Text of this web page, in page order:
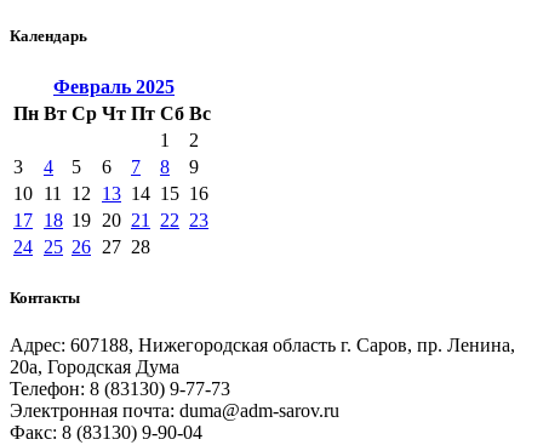
Календарь
Февраль 2025
Пн Вт Ср Чт Пт Сб Вс
1
2
3
4 5 6 7 8
9
10 11 12 13 14 15 16
17 18 19 20 21 22 23
24 25 26 27 28
Контакты
Адрес: 607188, Нижегородская область г. Саров, пр. Ленина,
20а, Городская Дума
Телефон: 8 (83130) 9-77-73
Электронная почта: duma@adm-sarov.ru
Факс: 8 (83130) 9-90-04